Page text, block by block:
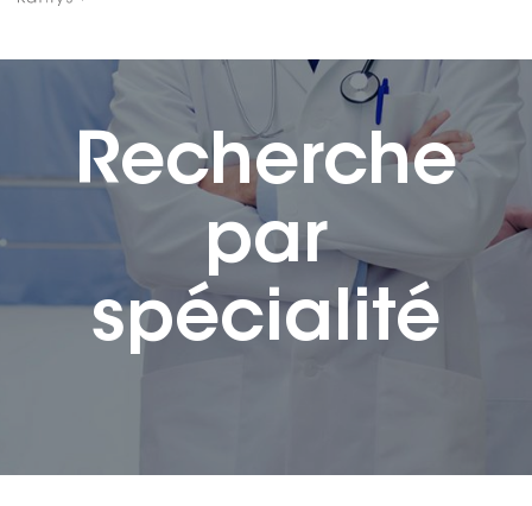
Recherche
par
spécialité